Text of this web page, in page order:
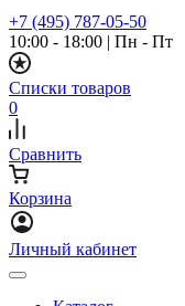
+7 (495) 787-05-50
10:00 - 18:00 | Пн - Пт
Списки товаров
0
Сравнить
Корзина
Личный кабинет